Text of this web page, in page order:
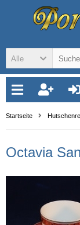
Alle
Startseite
Octavia